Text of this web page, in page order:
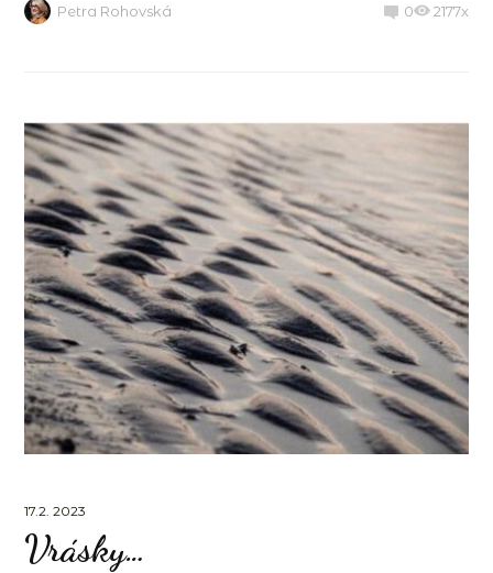
Petra Rohovská 0 2177x
17.2. 2023
Vrásky…